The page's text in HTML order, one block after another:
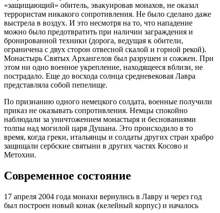
«защищающий» обитель, эвакуировав монахов, не оказал
террористам никакого сопротивления. Не было сделано даже
выстрела в воздух. И это несмотря на то, что нападение
можно было предотвратить при наличии заграждения и
бронированной техники (дорога, ведущая к обители,
ограничена с двух сторон отвесной скалой и горной рекой).
Монастырь Святых Архангелов был разрушен и сожжен. При
этом ни одно военное укрепление, находящееся вблизи, не
пострадало. Еще до восхода солнца средневековая Лавра
представляла собой пепелище.
По признанию одного немецкого солдата, военные получили
приказ не оказывать сопротивления. Немцы спокойно
наблюдали за уничтожением монастыря и беснованиями
толпы над могилой царя Душана. Это происходило в то
время, когда греки, итальянцы и солдаты других стран храбро
защищали сербские святыни в других частях Косово и
Метохии.
Современное состояние
17 апреля 2004 года монахи вернулись в Лавру и через год
был построен новый конак (келейный корпус) и началось